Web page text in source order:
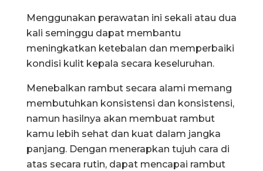
Menggunakan perawatan ini sekali atau dua
kali seminggu dapat membantu
meningkatkan ketebalan dan memperbaiki
kondisi kulit kepala secara keseluruhan.
Menebalkan rambut secara alami memang
membutuhkan konsistensi dan konsistensi,
namun hasilnya akan membuat rambut
kamu lebih sehat dan kuat dalam jangka
panjang. Dengan menerapkan tujuh cara di
atas secara rutin, dapat mencapai rambut